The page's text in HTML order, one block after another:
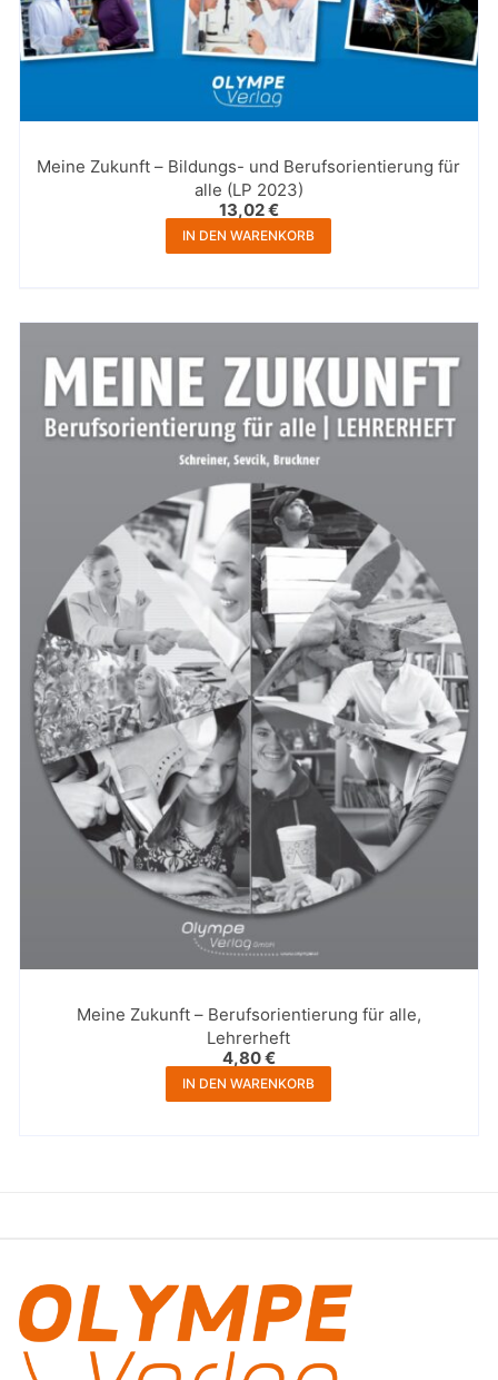
Meine Zukunft – Bildungs- und Berufsorientierung für
alle (LP 2023)
13,02€
IN DEN WARENKORB
Meine Zukunft – Berufsorientierung für alle,
Lehrerheft
4,80€
IN DEN WARENKORB